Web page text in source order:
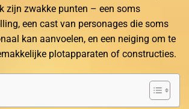
zijn zwakke punten – een soms
een cast van personages die soms
kan aanvoelen, en een neiging om te
plotapparaten of constructies.